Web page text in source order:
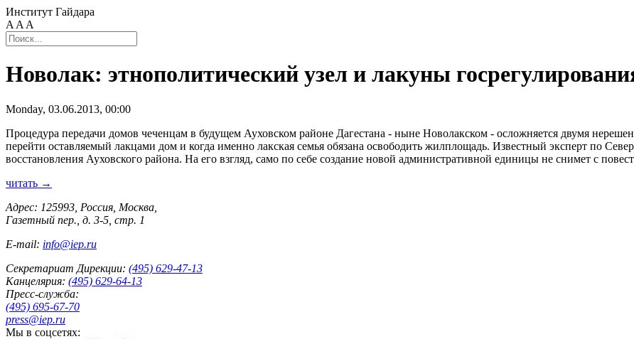
Институт Гайдара
A A A
Новолак: этнополитический узел и лакуны
Monday, 03.06.2013, 00:00
Процедура передачи домов чеченцам в будущем Ауховском районе Дагестана - ныне Новолакском - осложняется двумя
перейти оставляемый лакцами дом и когда именно лакская семья обязана освободить жилплощадь. Известный эксперт по
восстановления Ауховского района. На его взгляд, само по себе создание новой административной единицы не снимет с
читать →
Адрес: 125993, Россия, Москва,
Газетный пер., д. 3-5, стр. 1
E-mail: info@iep.ru
Секретариат Дирекции: (495) 629-47-13
Канцелярия: (495) 629-64-13
Пресс-служба:
(495) 695-67-70
press@iep.ru
Мы в соцсетях: